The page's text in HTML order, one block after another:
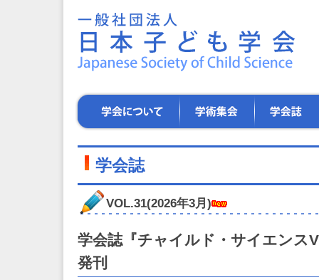
一
般
社
団
法
日
子
子
も
た
ち
の
学
に
集
誌
学会誌
VOL.31(2026年3月)
学会誌『チャイルド・サイエンス
発刊